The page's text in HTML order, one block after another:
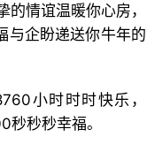
情谊温暖你心房，
与企盼递送你牛年的
小时时时快乐，
秒秒幸福。